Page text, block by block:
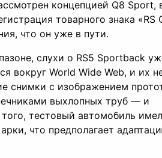
концепцией Q8 Sport,
товарного знака «RS
что он уже в пути.
слухи о RS5 Sportback
вокруг World Wide Web, и их
снимки с изображением
выхлопных труб — и
тестовый автомобиль имел
что предполагает